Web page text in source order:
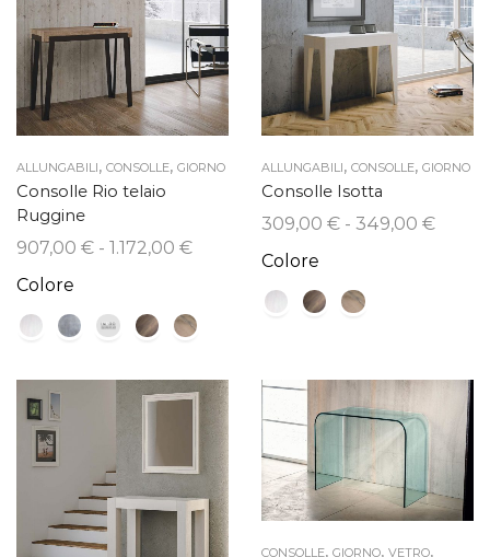
ALLUNGABILI, CONSOLLE, GIORNO
Consolle Rio telaio
Ruggine
907,00 € - 1.172,00 €Fascia
da
a
1.172,00 €
Colore
ALLUNGABILI, CONSOLLE, GIORNO
Consolle Isotta
309,00 € - 349,00 €Fascia
Colore
CONSOLLE, GIORNO, VETRO,